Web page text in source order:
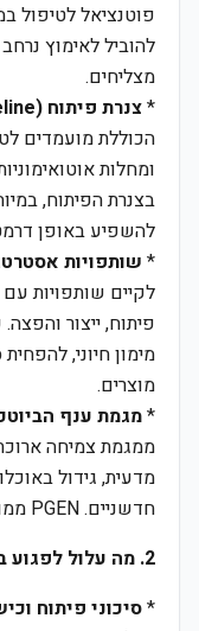
פוטנציאל לטיפול
להוביל לאימוץ
מצליחים.
*צנרת פיתוח (Pipeline) מגוונת:
הכוללת מועמדים
ומחלות
בצנרת הפיתוח,
להשפיע באופן
* שותפויות
לקיים שותפויות עם
פיתוח, ייצור
מימון חיוני,
מוצרים.
*מגמת ענף
ממגמת צמיחה
מדעית, גידול
חדשניים. PGEN ממוקמת בסגמנט צומח זה.
2. מה עלול לפגוע בחברה?
*סיכוני פיתוח